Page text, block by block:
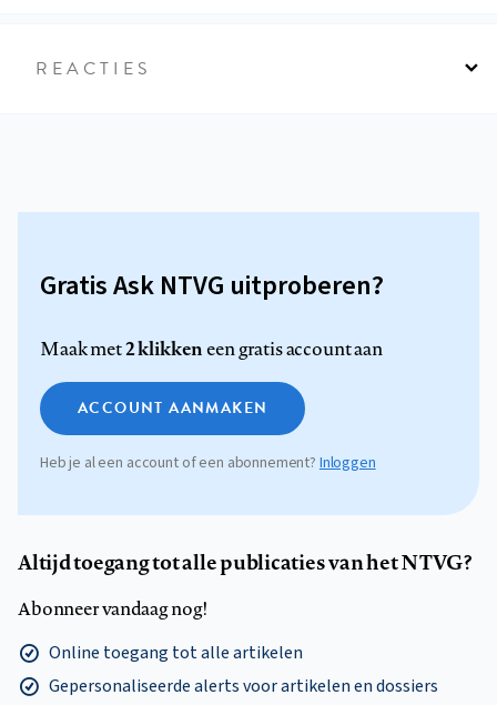
REACTIES
Gratis Ask NTVG uitproberen?
Maak met2 klikkeneen gratis account aan
ACCOUNT AANMAKEN
Heb je al een account of een abonnement? Inloggen
Altijd toegang tot alle publicaties van het NTVG?
Abonneer vandaag nog!
Online toegang tot alle artikelen
Gepersonaliseerde alerts voor artikelen en dossiers